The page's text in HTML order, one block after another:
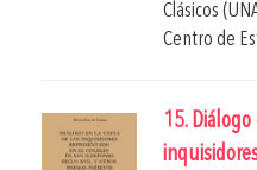
Clásicos
Centro de
15.